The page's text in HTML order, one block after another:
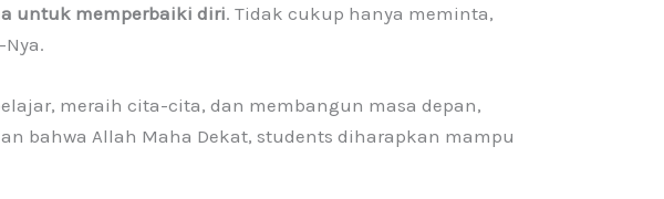
untuk memperbaiki diri. Tidak cukup hanya meminta,
meraih cita-cita, dan membangun masa depan,
bahwa Allah Maha Dekat, students diharapkan mampu